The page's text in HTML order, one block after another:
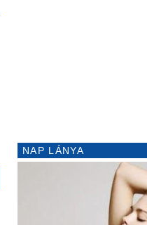
NAP LÁNYA